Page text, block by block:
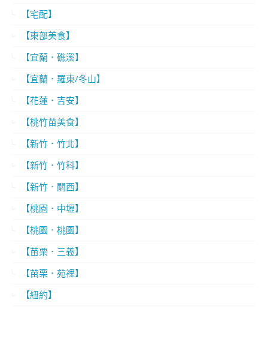
【宅配】
【東部美食】
【宜蘭．礁溪】
【宜蘭．羅東/冬山】
【花蓮．吉安】
【桃竹苗美食】
【新竹．竹北】
【新竹．竹科】
【新竹．關西】
【桃園．中壢】
【桃園．桃園】
【苗栗．三義】
【苗栗．苑裡】
【紐約】